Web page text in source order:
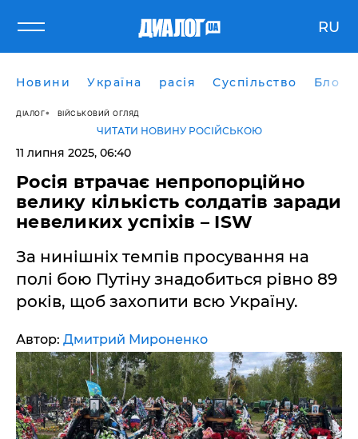
RU
Новини Україна расія Суспільство Блоги
ДІАЛОГ ВІЙСЬКОВИЙ ОГЛЯД
ЧИТАТИ НОВИНУ РОСІЙСЬКОЮ
11 липня 2025, 06:40
Росія втрачає непропорційно
велику кількість солдатів заради
невеликих успіхів – ISW
За нинішніх темпів просування на
полі бою Путіну знадобиться рівно 89
років, щоб захопити всю Україну.
Автор: Дмитрий Мироненко